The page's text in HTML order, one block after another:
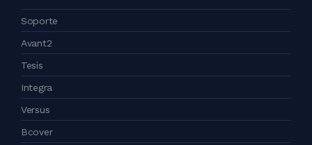
Soporte
Avant2
Tesis
Integra
Versus
Bcover